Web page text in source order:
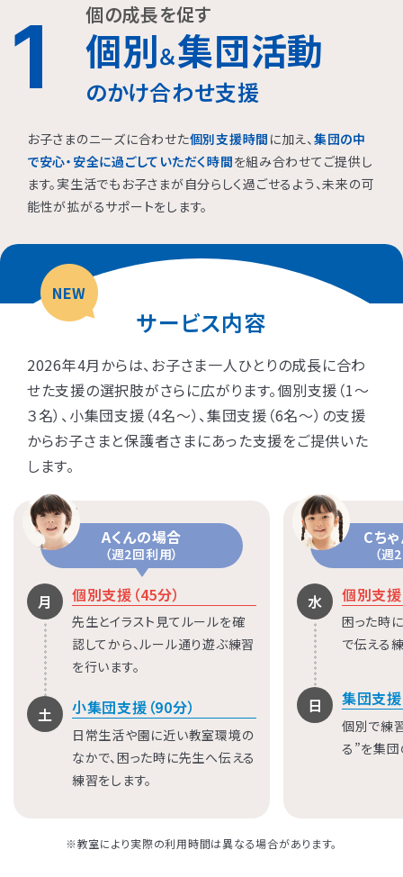
1 個の成長を促す
個別＆集団活動
のかけ合わせ支援
お子さまのニーズに合わせた個別支援時間 に加え、集団の中
で安心・安全に過ごしていただく時間を組み合わせてご提供し
ます。実生活でもお子さまが自分らしく過ごせるよう、未来の可
能性が拡がるサポートをします。
NEW
サービス内容
2026年4月からは、お子さま一人ひとりの成長に合わ
せた支援の選択肢がさらに広がります。個別支援（1〜
３名）、小集団支援（4名〜）、集団支援（6名〜）の支援
からお子さまと保護者さまにあった支援をご提供いた
します。
Aくんの場合
（週2回利用）
月 個別支援（45分）
先生とイラスト見てルールを確
認してから、ルール通り遊ぶ練習
を行います。
土 小集団支援（90分）
日常生活や園に近い教室環境の
なかで、困った時に先生へ伝える
練習をします。
Cち
（週
水 個別支援
困った時
で伝える
日 集団支援
個別で練
る”を集団
※教室により実際の利用時間は異なる場合があります。
LITALICOジュニア
茨城エリアの教室一覧
児童発達支援
LITALICOジュニア
埼玉エリアの教室一覧
朝霞市
LITALICOジュニア
千葉エリアの教室一覧
浦安市
LITALICOジュニア
東京エリアの教室一覧
豊島区
LITALICOジュニア
神奈川エリアの教室一覧
横浜市港北区
LITALICOジュニア
愛知エリアの教室一覧
名古屋市北区
LITALICOジュニア
静岡エリアの教室一覧
児童発達支援
LITALICOジュニア
三重エリアの教室一覧
放課後等デイサービス
LITALICOジュニア
大阪エリアの教室一覧
大阪市住之江区
LITALICOジュニア
兵庫エリアの教室一覧
神戸市垂水区
LITALICOジュニア
京都エリアの教室一覧
京都市東山区
LITALICOジュニア
奈良エリアの教室一覧
北葛城郡王寺町
LITALICOジュニア
宮城エリアの教室一覧
児童発達支援
LITALICOジュニア
広島エリアの教室一覧
児童発達支援
LITALICOジュニア
福岡エリアの教室一覧
福岡市城南区